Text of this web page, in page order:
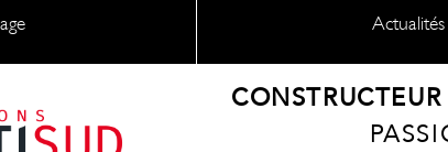
Actualités